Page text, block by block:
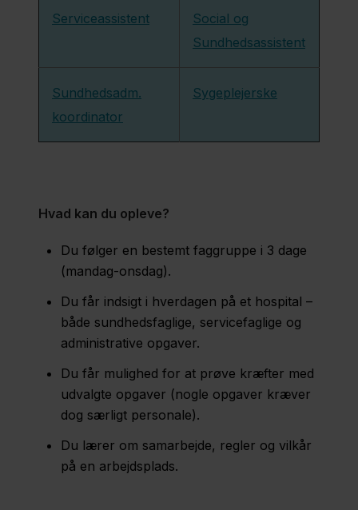
Fagfolk
Kontakt
Serviceassistent
Social og
Sundhedsassistent
Sundhedsadm.
koordinator
Sygeplejerske
Hvad kan du opleve?
Du følger en bestemt faggruppe i 3 dage
(mandag-onsdag).
Du får indsigt i hverdagen på et hospital –
både sundhedsfaglige, servicefaglige og
administrative opgaver.
Du får mulighed for at prøve kræfter med
udvalgte opgaver (nogle opgaver kræver
dog særligt personale).
Du lærer om samarbejde, regler og vilkår
på en arbejdsplads.